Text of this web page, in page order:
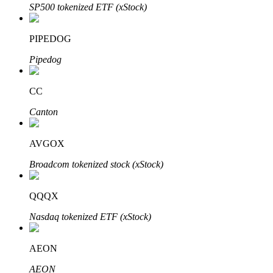
Blocages BTR
Des investissements exclusifs pour les détenteurs de BTR
SP500 tokenized ETF (xStock)
PIPEDOG
Pipedog
CC
Canton
AVGOX
Broadcom tokenized stock (xStock)
QQQX
Nasdaq tokenized ETF (xStock)
AEON
AEON